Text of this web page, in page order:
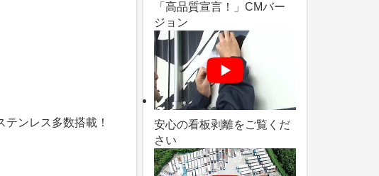
ンレス多数搭載！
「高品質宣言！」CMバー
ジョン
安心の看板剥離をご覧くだ
さい